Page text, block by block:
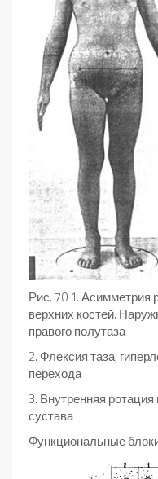
Рис. 70 1. Асимметрия
верхних костей.
правого полутаза
2. Флексия таза,
перехода
3. Внутренняя
сустава
Функциональные